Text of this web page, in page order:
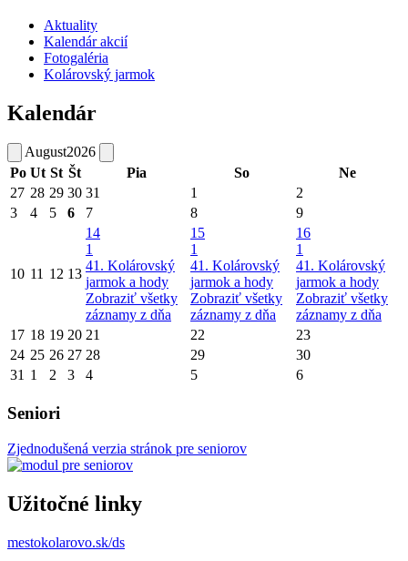
Aktuality
Kalendár akcií
Fotogaléria
Kolárovský jarmok
Kalendár
August2026
Po Ut St Št Pia So
Ne
27 28 29 30 31 1
2
3
4 5 6 7 8 9
10 11 12 13
14
1
41. Kolárovský
jarmok a hody
Zobraziť všetky
záznamy z dňa
15
1
41. Kolárovský
jarmok a hody
Zobraziť všetky
záznamy z dňa
16
1
41. Kolárovský
jarmok a hody
Zobraziť všetky
záznamy z dňa
17 18 19 20 21 22
23
24 25 26 27 28 29
30
31 1 2 3 4 5 6
Seniori
Zjednodušená verzia stránok pre seniorov
Užitočné linky
mestokolarovo.sk/ds